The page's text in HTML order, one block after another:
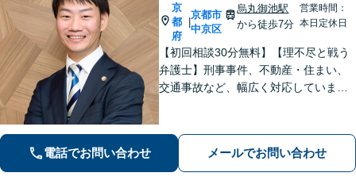
京
都
府
|
京都市
中京区
烏丸御池駅
から徒歩7分
営業時間：
本日定休日
【初回相談30分無料】【理不尽と戦う
弁護士】刑事事件、不動産・住まい、
交通事故など、幅広く対応していま
の場合は、お気軽に弁護士にご相談く
ださい。【電話・メール・WEB相談
可】
電話でお問い合わせ メールでお問い合わせ